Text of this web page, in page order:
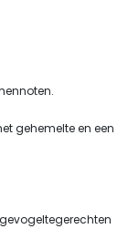
gehemelte en een